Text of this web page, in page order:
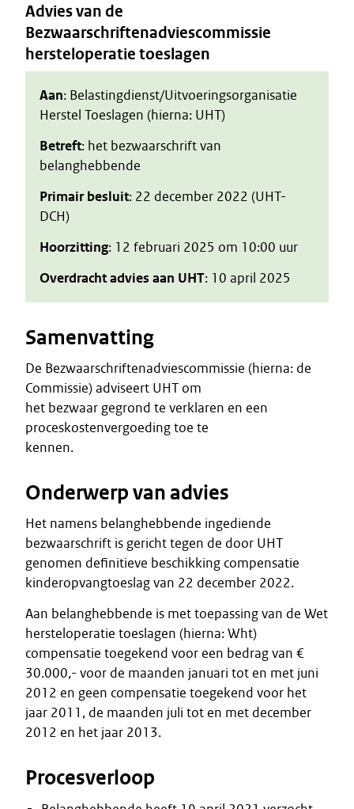
Advies van de
Bezwaarschriftenadviescommissie
hersteloperatie toeslagen
Aan: Belastingdienst/Uitvoeringsorganisatie
Herstel Toeslagen (hierna: UHT)
Betreft: het bezwaarschrift van
belanghebbende
Primair besluit: 22 december 2022 (UHT-
DCH)
Hoorzitting: 12 februari 2025 om 10:00 uur
Overdracht advies aan UHT: 10 april 2025
Samenvatting
De Bezwaarschriftenadviescommissie (hierna: de
Commissie) adviseert UHT om
het bezwaar gegrond te verklaren en een
proceskostenvergoeding toe te
kennen.
Onderwerp van advies
Het namens belanghebbende ingediende
bezwaarschrift is gericht tegen de door UHT
genomen definitieve beschikking compensatie
kinderopvangtoeslag van 22 december 2022.
Aan belanghebbende is met toepassing van de Wet
hersteloperatie toeslagen (hierna: Wht)
compensatie toegekend voor een bedrag van €
30.000,- voor de maanden januari tot en met juni
2012 en geen compensatie toegekend voor het
jaar 2011, de maanden juli tot en met december
2012 en het jaar 2013.
Procesverloop